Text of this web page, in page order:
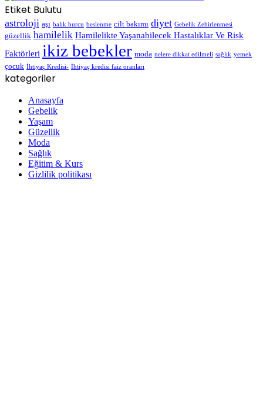
Etiket Bulutu
astroloji aşı balık burcu beslenme cilt bakımı diyet Gebelik Zehirlenmesi
güzellik hamilelik Hamilelikte Yaşanabilecek Hastalıklar Ve Risk
Faktörleri ikiz bebekler moda nelere dikkat edilmeli sağlık yemek
çocuk İhtiyaç Kredisi- İhtiyaç kredisi faiz oranları
kategoriler
Anasayfa
Gebelik
Yaşam
Güzellik
Moda
Sağlık
Eğitim & Kurs
Gizlilik politikası